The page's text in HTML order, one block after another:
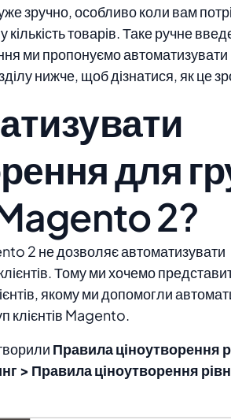
зручно, особливо коли вам
кількість товарів. Таке ручне
ми пропонуємо автоматизувати
нижче, щоб дізнатися, як це
для
2?
2 не дозволяє автоматизувати
Тому ми хочемо
якому ми допомогли
клієнтів Magento.
Правила ціноутворення
> Правила ціноутворення